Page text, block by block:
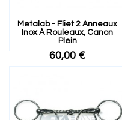
Metalab - Fliet 2 Anneaux
Inox À Rouleaux, Canon
Plein
60,00 €